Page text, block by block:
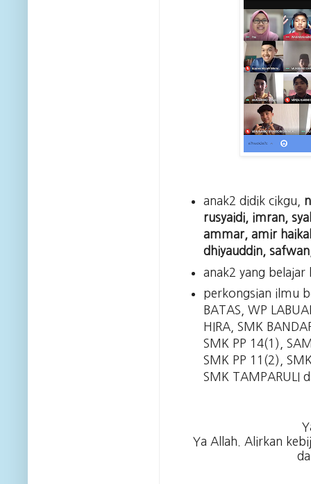
anak2 didik cikgu,
rusyaidi, imran,
ammar, amir
dhiyauddin,
anak2 yang
perkongsian ilmu
BATAS, WP
HIRA, SMK
SMK PP 14(1),
SMK PP 11(2),
SMK TAMPARULI
Ya Allah. Alirkan